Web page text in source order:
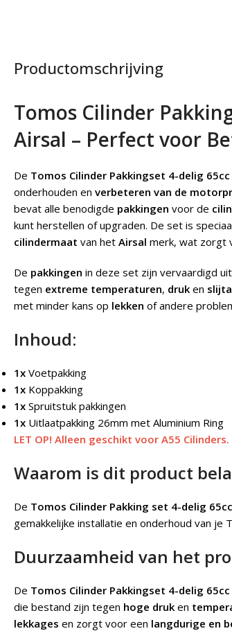
Productomschrijving
Tomos Cilinder
Airsal – Perfect voor
De Tomos Cilinder Pakkingset 4-delig
onderhouden en verbeteren van de
bevat alle benodigde pakkingen voor de
kunt herstellen of upgraden. De set is
cilindermaat van het Airsal merk, wat zorgt
De pakkingen in deze set zijn vervaardigd uit
tegen extreme temperaturen, druk en
met minder kans op lekken of andere
Inhoud:
1x Voetpakking
1x Koppakking
1x Spruitstuk pakkingen
1x Uitlaatpakking 26mm met Aluminium Ring
LET OP! Alleen geschikt voor A55 Cilinders.
Waarom is dit product
De Tomos Cilinder Pakking set 4-delig
gemakkelijke installatie en onderhoud van je
Duurzaamheid van het
De Tomos Cilinder Pakkingset 4-delig
die bestand zijn tegen hoge druk en
lekkages en zorgt voor een langdurige en